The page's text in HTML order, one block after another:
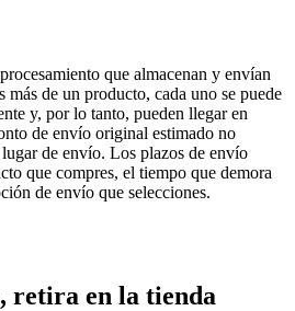
que almacenan y envían
más de un producto, cada uno se puede
y, por lo tanto, pueden llegar en
de envío original estimado no
de envío. Los plazos de envío
que compres, el tiempo que demora
de envío que selecciones.
retira en la tienda